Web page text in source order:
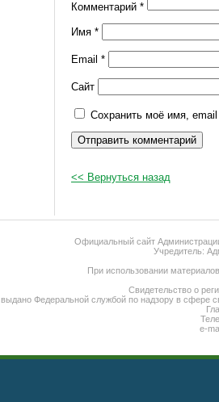
Комментарий *
Имя *
Email *
Сайт
Сохранить моё имя,
<< Вернуться назад
Официальный сайт
Учредитель:
При использовании
Свидетельство о
выдано Федеральной службой по надзору в сфере
e-